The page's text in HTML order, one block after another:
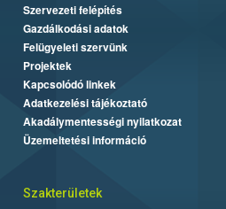
Szervezeti felépítés
Gazdálkodási adatok
Felügyeleti szervünk
Projektek
Kapcsolódó linkek
Adatkezelési tájékoztató
Akadálymentességi nyilatkozat
Üzemeltetési információ
Szakterületek